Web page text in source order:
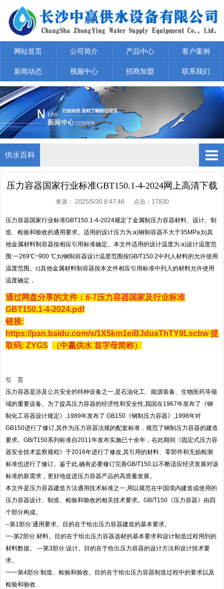
网站首页 公司简介 产品中心 客户案例
新闻动态 视频中心 招商加盟 联系我们
供水百科
公司新闻
供水百科
媒体视角
压力容器国家行业标准GBT150.1-4-2024网上高清下载
来源： 2025/5/30 8:47:46 点击： 17830
压力容器国家行业标准GBT150.1-4-2024规定了金属制压力容器材料、设计、制
造、检验和验收的通用要求。适用的设计压力为:a)钢制容器不大于35MPa;b)其
他金属材料制容器按相应引用标准确定。本文件适用的设计温度为:a)设计温度范
围:一269℃~900 ℃;b)钢制容器设计温度范围按GB/T150.2中列人材料的允许使用
温度范围。c)其他金属材料制容器按本文件相应引用标准中列入的材料允许使用
温度确定，
通过网盘分享的文件：6-7压力容器国家及行业标准
GBT150.1-4-2024.pdf
链接:
https://pan.baidu.com/s/1X5km1eiBJdusThTY9Lscbw 提
取码: ZYGS
（中赢供水 首字母简称）
引 言
压力容器是涉及公共安全的特种设备之一,是石油化工、能源装备、生物医药等领
域的重要设备。为了提高压力容器的经济性和安全性,我国在1967年发布了《钢
制化工容器设计规定》,1989年发布了 GB150《钢制压力容器》,1998年对
GB150进行了修订,其作为压力容器法规的配套标准，规范了钢制压力容器的建造
要求。GB/T150系列标准自2011年发布实施已十余年，在此期间《固定式压力容
器安全技术监察规程》于2016年进行了修改,其引用的材料、零部件和无损检测
标准也进行了修订。鉴于此,确有必要修订完善GB/T150,以不断适应经济发展对该
标准的新需求，更好地促进压力容器产品的高质量发展。
本文件是压力容器建造方法通用技术标准之一,用以规范在中国境内建造或使用的
压力容器设计、制造、检验和验收的相关技术要求。GB/T150《压力容器》由四
个部分构成。
--第1部分:通用要求。目的在于给出压力容器建造的基本要求。
一-第2部分:材料。目的在于给出压力容器选材的基本要求和设计制造过程用到的
材料数据。 ---第3部分:设计。目的在于给出压力容器的设计方法和设计技术要
求。
一一第4部分:制造、检验和验收。目的在于给出压力容器制造过程中的要求以及
检验和验收